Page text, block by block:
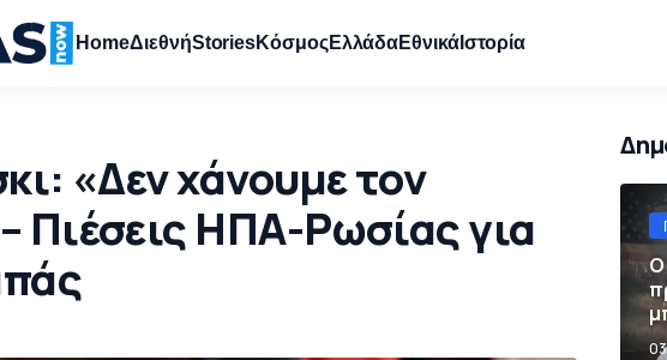
HomeΔιεθνήStoriesΚόσμοςΕλλάδαΕθνικάΙστορία
«Δεν χάνουμε τον
Πιέσεις ΗΠΑ-Ρωσίας για
Ο